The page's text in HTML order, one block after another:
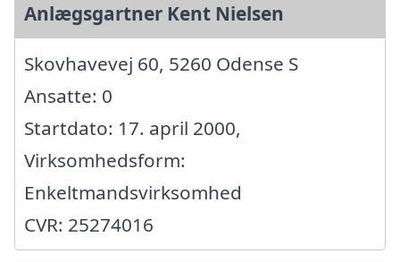
Anlægsgartner Kent Nielsen
Skovhavevej 60, 5260 Odense S
Ansatte: 0
Startdato: 17. april 2000,
Virksomhedsform:
Enkeltmandsvirksomhed
CVR: 25274016